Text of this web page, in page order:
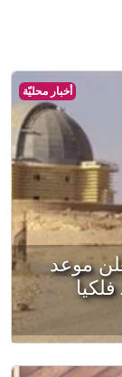
أخبار محليّة
موعد